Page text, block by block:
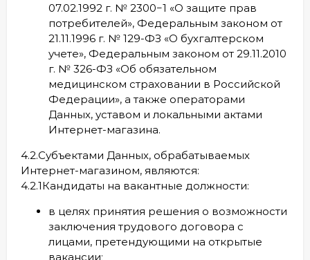
07.02.1992 г. № 2300−1 «О защите прав
потребителей», Федеральным законом от
21.11.1996 г. № 129-ФЗ «О бухгалтерском
учете», Федеральным законом от 29.11.2010
г. № 326-ФЗ «Об обязательном
медицинском страховании в Российской
Федерации», а также операторами
Данных, уставом и локальными актами
Интернет-магазина.
4.2.Субъектами Данных, обрабатываемых
Интернет-магазином, являются:
4.2.1Кандидаты на вакантные должности:
в целях принятия решения о возможности
заключения трудового договора с
лицами, претендующими на открытые
вакансии;